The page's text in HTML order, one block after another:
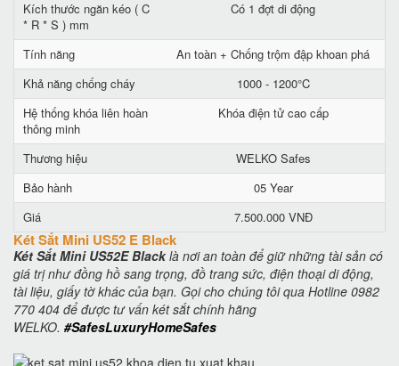
Kích thước ngăn kéo ( C
* R * S ) mm
Có 1 đợt di động
Tính năng
An toàn + Chống trộm đập khoan phá
Khả năng chống cháy
1000 - 1200°C
Hệ thống khóa liên hoàn
thông minh
Khóa điện tử cao cấp
Thương hiệu
WELKO Safes
Bảo hành
05 Year
Giá
7.500.000 VNĐ
Két Sắt Mini US52 E Black
Két Sắt Mini US52E Blacklà nơi an toàn để giữ những tài sản có
giá trị như đồng hồ sang trọng, đồ trang sức, điện thoại di động,
tài liệu, giấy tờ khác của bạn. Gọi cho chúng tôi qua Hotline 0982
770 404 để được tư vấn két sắt chính hãng
WELKO. #SafesLuxuryHomeSafes